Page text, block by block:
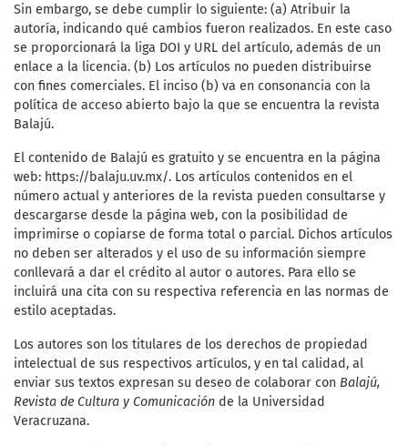
Sin embargo, se debe cumplir lo siguiente: (a) Atribuir la
autoría, indicando qué cambios fueron realizados. En este caso
se proporcionará la liga DOI y URL del artículo, además de un
enlace a la licencia. (b) Los artículos no pueden distribuirse
con fines comerciales. El inciso (b) va en consonancia con la
política de acceso abierto bajo la que se encuentra la revista
Balajú.
El contenido de Balajú es gratuito y se encuentra en la página
web: https://balaju.uv.mx/. Los artículos contenidos en el
número actual y anteriores de la revista pueden consultarse y
descargarse desde la página web, con la posibilidad de
imprimirse o copiarse de forma total o parcial. Dichos artículos
no deben ser alterados y el uso de su información siempre
conllevará a dar el crédito al autor o autores. Para ello se
incluirá una cita con su respectiva referencia en las normas de
estilo aceptadas.
Los autores son los titulares de los derechos de propiedad
intelectual de sus respectivos artículos, y en tal calidad, al
enviar sus textos expresan su deseo de colaborar con Balajú,
Revista de Cultura y Comunicación de la Universidad
Veracruzana.